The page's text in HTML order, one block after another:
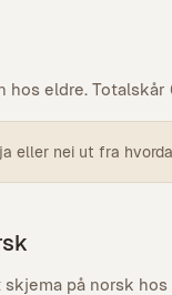
eldre. Totalskår
eller nei ut fra
på norsk